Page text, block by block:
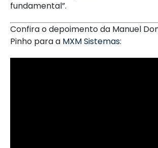
fundamental”.
Confira o depoimento da Manuel
Pinho para a MXM Sistemas: